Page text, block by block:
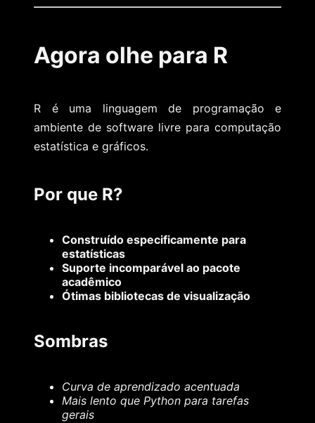
Agora olhe para R
R é uma linguagem de programação e
ambiente de software livre para computação
estatística e gráficos.
Por que R?
Construído especificamente para
estatísticas
Suporte incomparável ao pacote
acadêmico
Ótimas bibliotecas de visualização
Sombras
Curva de aprendizado acentuada
Mais lento que Python para tarefas
gerais